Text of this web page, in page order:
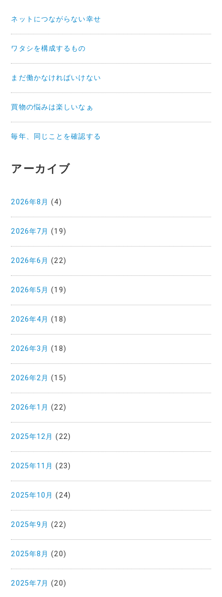
ネットにつながらない幸せ
ワタシを構成するもの
まだ働かなければいけない
買物の悩みは楽しいなぁ
毎年、同じことを確認する
アーカイブ
2026年8月 (4)
2026年7月 (19)
2026年6月 (22)
2026年5月 (19)
2026年4月 (18)
2026年3月 (18)
2026年2月 (15)
2026年1月 (22)
2025年12月 (22)
2025年11月 (23)
2025年10月 (24)
2025年9月 (22)
2025年8月 (20)
2025年7月 (20)